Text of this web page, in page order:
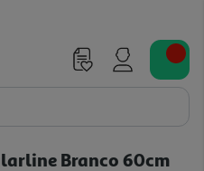
Branco 60cm